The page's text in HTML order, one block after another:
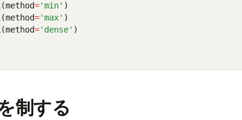
(method='min' )
(method='max' )
(method='dense' )
制する